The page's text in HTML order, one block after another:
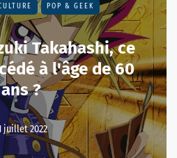
POP & GEEK
Takahashi, ce
à l'âge de 60
ans ?
juillet 2022